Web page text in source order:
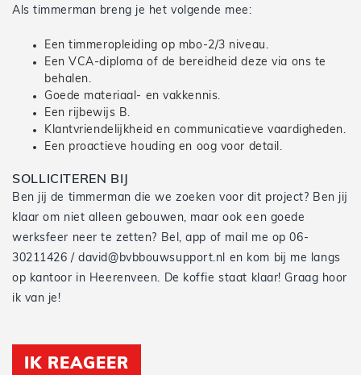
Als timmerman breng je het volgende mee:
Een timmeropleiding op mbo-2/3 niveau.
Een VCA-diploma of de bereidheid deze via ons te
behalen.
Goede materiaal- en vakkennis.
Een rijbewijs B.
Klantvriendelijkheid en communicatieve vaardigheden.
Een proactieve houding en oog voor detail.
SOLLICITEREN BIJ
Ben jij de timmerman die we zoeken voor dit project? Ben jij
klaar om niet alleen gebouwen, maar ook een goede
werksfeer neer te zetten? Bel, app of mail me op 06-
30211426 / david@bvbbouwsupport.nl en kom bij me langs
op kantoor in Heerenveen. De koffie staat klaar! Graag hoor
ik van je!
IK REAGEER